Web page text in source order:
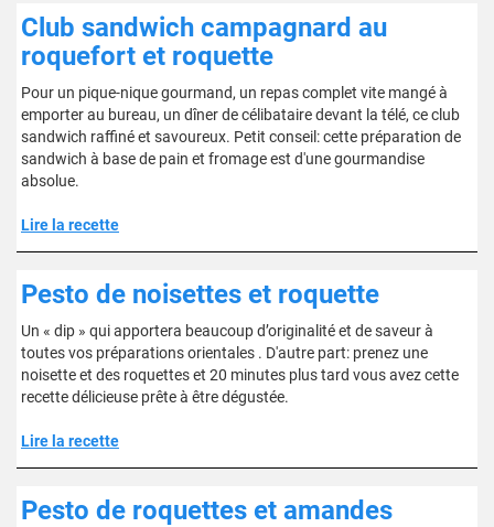
Club sandwich campagnard au
roquefort et roquette
Pour un pique-nique gourmand, un repas complet vite mangé à
emporter au bureau, un dîner de célibataire devant la télé, ce club
sandwich raffiné et savoureux. Petit conseil: cette préparation de
sandwich à base de pain et fromage est d'une gourmandise
absolue.
Lire la recette
Pesto de noisettes et roquette
Un « dip » qui apportera beaucoup d’originalité et de saveur à
toutes vos préparations orientales . D'autre part: prenez une
noisette et des roquettes et 20 minutes plus tard vous avez cette
recette délicieuse prête à être dégustée.
Lire la recette
Pesto de roquettes et amandes